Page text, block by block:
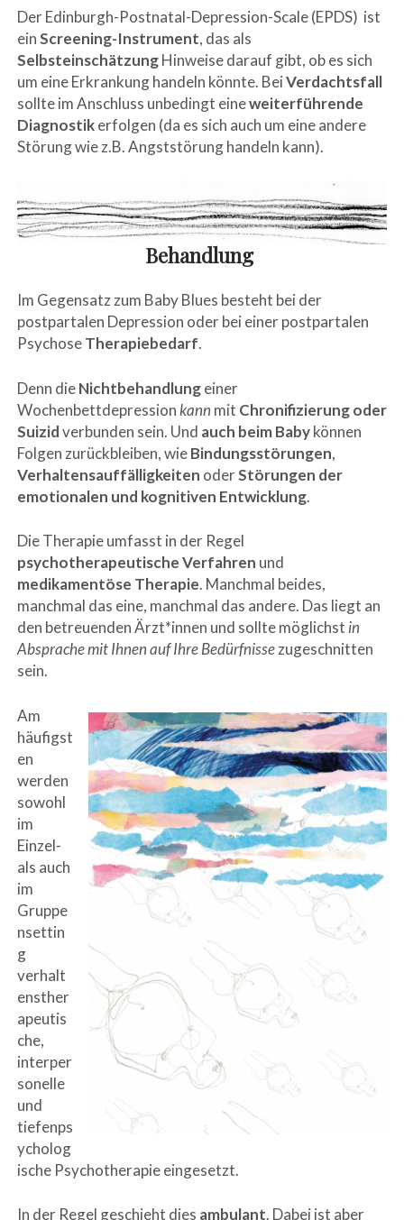
Der Edinburgh-Postnatal-Depression-Scale (EPDS) ist
einScreening-Instrument, das als
SelbsteinschätzungHinweise darauf gibt, ob es sich
um eine Erkrankung handeln könnte. BeiVerdachtsfall
sollte im Anschluss unbedingt eineweiterführende
Diagnostikerfolgen (da es sich auch um eine andere
Störung wie z.B. Angststörung handeln kann).
Behandlung
Im Gegensatz zum Baby Blues besteht bei der
postpartalen Depression oder bei einer postpartalen
PsychoseTherapiebedarf.
Denn dieNichtbehandlungeiner
Wochenbettdepressionkann mit Chronifizierung oder
Suizidverbunden sein. Und auch beim Babykönnen
Folgen zurückbleiben, wieBindungsstörungen,
Verhaltensauffälligkeiten oderStörungen der
emotionalen und kognitiven Entwicklung.
Die Therapie umfasst in der Regel
psychotherapeutische Verfahren und
medikamentöse Therapie. Manchmal beides,
manchmal das eine, manchmal das andere. Das liegt an
den betreuenden Ärzt*innen und sollte möglichst in
Absprache mit Ihnen auf Ihre Bedürfnissezugeschnitten
sein.
Am
häufigst
en
werden
sowohl
im
Einzel-
als auch
im
Gruppe
nsettin
g
verhalt
ensther
apeutis
che,
interper
sonelle
und
tiefenps
ycholog
ische Psychotherapie eingesetzt.
In der Regel geschieht dies ambulant. Dabei ist aber